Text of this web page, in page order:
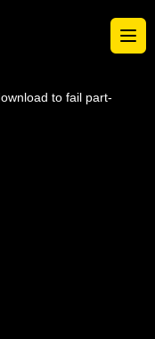
to fail part-